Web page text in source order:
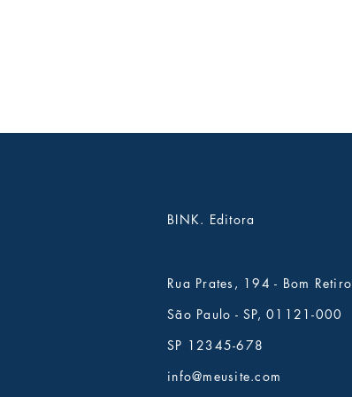
BINK. Editora
Rua Prates, 194 - Bom Retiro
São Paulo - SP, 01121-000
SP 12345-678
info@meusite.com